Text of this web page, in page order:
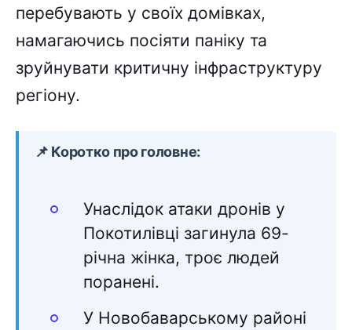
перебувають у своїх домівках,
намагаючись посіяти паніку та
зруйнувати критичну інфраструктуру
регіону.
📌 Коротко про головне:
Унаслідок атаки дронів у
Покотилівці загинула 69-
річна жінка, троє людей
поранені.
У Новобаварському районі